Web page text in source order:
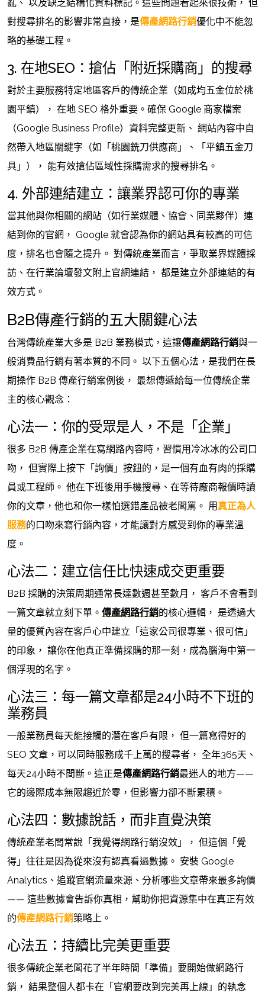
亂、 以及缺乏結構化資料標記。這些問題看起來很技術， 但
對搜尋排名的影響非常直接，是傳產網路行銷優化中不能忽
略的基礎工程。
3. 在地SEO：搶佔「附近採購商」的搜尋
對於主要服務特定地區客戶的傳統企業（如成均五金位於桃
園平鎮）， 在地 SEO 格外重要。確保 Google 商家檔案
（Google Business Profile）資料完整更新、 網站內容中自
然帶入地區關鍵字（如「桃園銑刀供應商」、「平鎮五金刀
具」）， 能有效搶佔區域性採購需求的搜尋排名。
4. 外部連結建立：讓業界認可你的專業
當其他與你相關的網站（如行業媒體、協會、同業夥伴）連
結到你的官網， Google 就會認為你的網站具有較高的可信
度，排名也會隨之提升。 對傳統產業而言，爭取業界媒體採
訪、在行業論壇發文附上官網連結， 都是建立外部連結的有
效方式。
B2B傳產行銷的五大關鍵心法
台灣傳統產業大多是 B2B 業務模式，這讓傳產網路行銷與一
般消費品行銷有著本質的不同。 以下五個心法，是我們在長
期操作 B2B 傳產行銷案例後， 最想傳遞給每一位傳統企業
主的核心觀念：
心法一：你的受眾是人，不是「企業」
很多 B2B 傳產企業在寫網路內容時，習慣用冷冰冰的公司口
吻， 但實際上按下「詢價」按鈕的，是一個有血有肉的採購
員或工程師。 他在下班後用手機搜尋、在等待廠商報價時讀
你的文章，他也和你一樣怕選錯產品被老闆罵。 用 真正為人
服務的口吻來寫行銷內容，才能讓對方感受到你的專業溫
度。
心法二：建立信任比快速成交更重要
B2B 採購的決策周期通常長達數週甚至數月， 客戶不會看到
一篇文章就立刻下單。 傳產網路行銷的核心邏輯， 是透過大
量的優質內容在客戶心中建立「這家公司很專業、很可信」
的印象， 讓你在他真正準備採購的那一刻，成為腦海中第一
個浮現的名字。
心法三：每一篇文章都是24小時不下班的
業務員
一般業務員每天能接觸的潛在客戶有限， 但一篇寫得好的
SEO 文章，可以同時服務成千上萬的搜尋者， 全年365天、
每天24小時不間斷。這正是傳產網路行銷最迷人的地方——
它的邊際成本無限趨近於零，但影響力卻不斷累積。
心法四：數據說話，而非直覺決策
傳統產業老闆常說「我覺得網路行銷沒效」， 但這個「覺
得」往往是因為從來沒有認真看過數據。 安裝 Google
Analytics、追蹤官網流量來源、分析哪些文章帶來最多詢價
—— 這些數據會告訴你真相，幫助你把資源集中在真正有效
的傳產網路行銷策略上。
心法五：持續比完美更重要
很多傳統企業老闆花了半年時間「準備」要開始做網路行
銷， 結果整個人都卡在「官網要改到完美再上線」的執念